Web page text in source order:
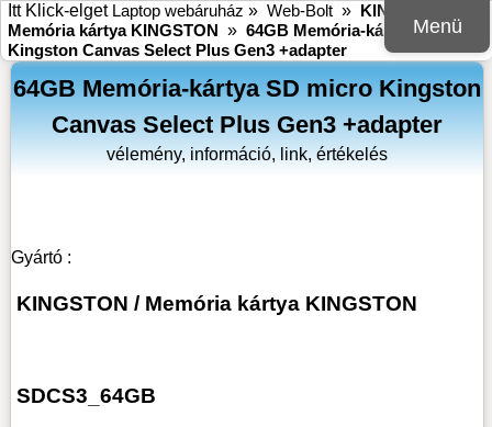
Menü
Itt Klick-elget Laptop webáruház » Web-Bolt » KINGSTON
Memória kártya KINGSTON » 64GB Memória-kártya SD micro
Kingston Canvas Select Plus Gen3 +adapter
64GB Memória-kártya SD micro Kingston
Canvas Select Plus Gen3 +adapter
vélemény, információ, link, értékelés
Gyártó :
KINGSTON / Memória kártya KINGSTON
SDCS3_64GB